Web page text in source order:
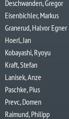
Deschwanden, Gregor
Eisenbichler, Markus
Granerud, Halvor Egner
Hoerl, Jan
Kobayashi, Ryoyu
Kraft, Stefan
Lanisek, Anze
Paschke, Pius
Prevc, Domen
Raimund, Philipp